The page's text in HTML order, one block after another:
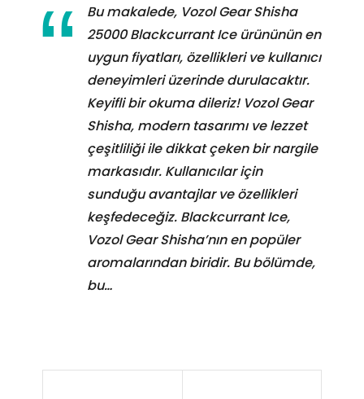
Bu makalede, Vozol Gear Shisha
25000 Blackcurrant Ice ürününün en
uygun fiyatları, özellikleri ve kullanıcı
deneyimleri üzerinde durulacaktır.
Keyifli bir okuma dileriz! Vozol Gear
Shisha, modern tasarımı ve lezzet
çeşitliliği ile dikkat çeken bir nargile
markasıdır. Kullanıcılar için
sunduğu avantajlar ve özellikleri
keşfedeceğiz. Blackcurrant Ice,
Vozol Gear Shisha’nın en popüler
aromalarından biridir. Bu bölümde,
bu…